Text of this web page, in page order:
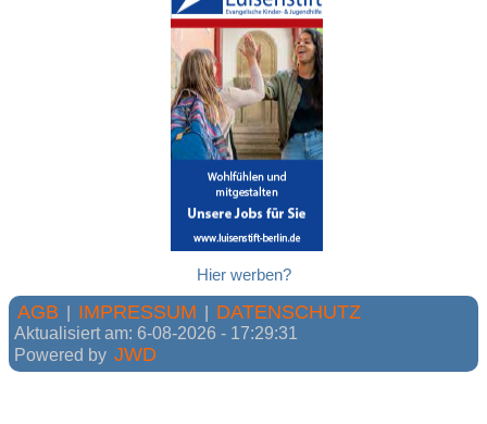
Hier werben?
AGB IMPRESSUM DATENSCHUTZ
Aktualisiert am: 6-08-2026 - 17:29:31
Powered by JWD